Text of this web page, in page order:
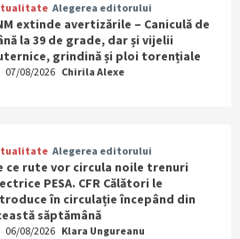
Alegerea editorului
extinde avertizările – Caniculă de
la 39 de grade, dar și vijelii
grindină și ploi torențiale
07/08/2026 Chirila Alexe
Alegerea editorului
ce rute vor circula noile trenuri
PESA. CFR Călători le
în circulație începând din
săptămână
06/08/2026 Klara Ungureanu